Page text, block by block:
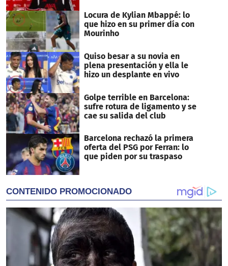
Locura de Kylian Mbappé: lo
que hizo en su primer día con
Mourinho
Quiso besar a su novia en
plena presentación y ella le
hizo un desplante en vivo
Golpe terrible en Barcelona:
sufre rotura de ligamento y se
cae su salida del club
Barcelona rechazó la primera
oferta del PSG por Ferran: lo
que piden por su traspaso